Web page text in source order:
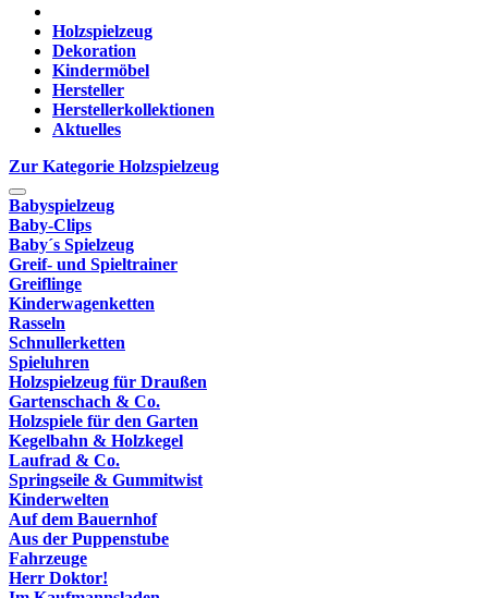
Holzspielzeug
Dekoration
Kindermöbel
Hersteller
Herstellerkollektionen
Aktuelles
Zur Kategorie Holzspielzeug
Babyspielzeug
Baby-Clips
Baby´s Spielzeug
Greif- und Spieltrainer
Greiflinge
Kinderwagenketten
Rasseln
Schnullerketten
Spieluhren
Holzspielzeug für Draußen
Gartenschach & Co.
Holzspiele für den Garten
Kegelbahn & Holzkegel
Laufrad & Co.
Springseile & Gummitwist
Kinderwelten
Auf dem Bauernhof
Aus der Puppenstube
Fahrzeuge
Herr Doktor!